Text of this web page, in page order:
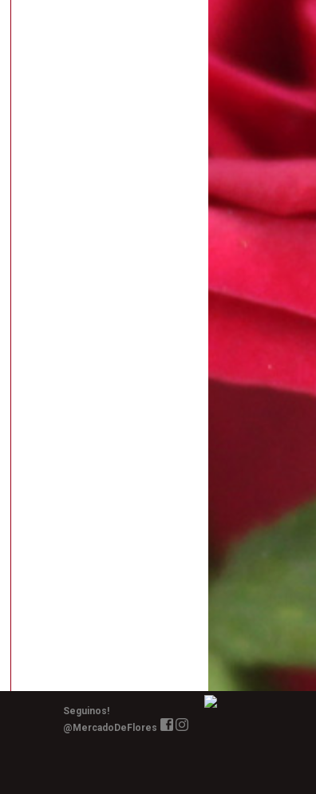
Seguinos!
@MercadoDeFlores